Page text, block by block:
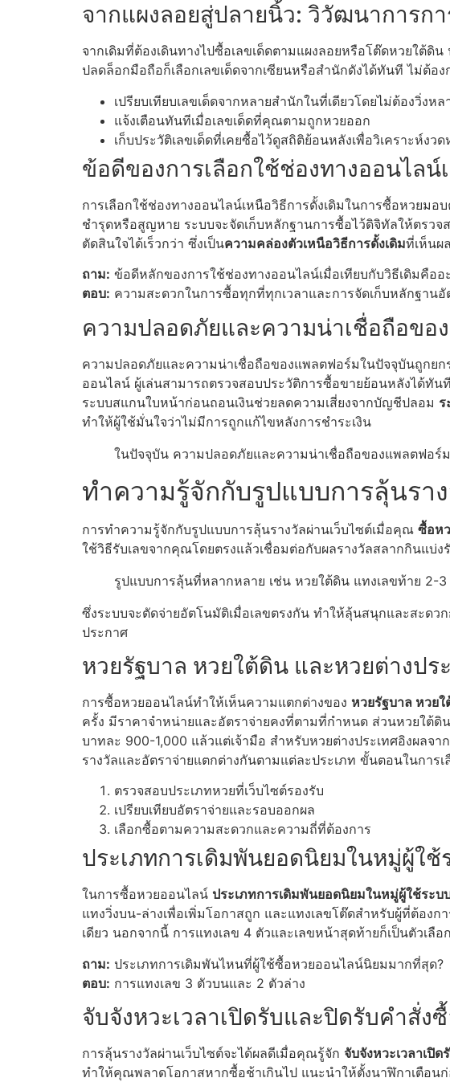
จากแผงลอยสู่ปลายนิ้ว: วิวัฒนาการกา
จากเดิมที่ต้องเดินทางไปซื้อเลขเด็ดตามแผงลอยหรือโต๊ดหวยใต้ดิน
ปลดล็อกมือถือก็เลือกเลขเด็ดจากเซียนหรือสำนักดังได้ทันที ไม่ต้อง
เปรียบเทียบเลขเด็ดจากหลายสำนักในที่เดียวโดยไม่ต้องวิ่งหล
แจ้งเตือนทันทีเมื่อเลขเด็ดที่คุณตามถูกหวยออก
เก็บประวัติเลขเด็ดที่เคยซื้อไว้ดูสถิติย้อนหลังเพื่อวิเคราะห์งว
ข้อดีของการเลือกใช้ช่องทางออนไลน์
การเลือกใช้ช่องทางออนไลน์เหนือวิธีการดั้งเดิมในการซื้อหวยม
ชำรุดหรือสูญหาย ระบบจะจัดเก็บหลักฐานการซื้อไว้ดิจิทัลให้ตรว
ตัดสินใจได้เร็วกว่า ซึ่งเป็นความคล่องตัวเหนือวิธีการดั้งเดิมที่เห็นผ
ถาม: ข้อดีหลักของการใช้ช่องทางออนไลน์เมื่อเทียบกับวิธีเดิมคืออ
ตอบ: ความสะดวกในการซื้อทุกที่ทุกเวลาและการจัดเก็บหลักฐา
ความปลอดภัยและความน่าเชื่อถือขอ
ความปลอดภัยและความน่าเชื่อถือของแพลตฟอร์มในปัจจุบันถูกยก
ออนไลน์ ผู้เล่นสามารถตรวจสอบประวัติการซื้อขายย้อนหลังได้ทั
ระบบสแกนใบหน้าก่อนถอนเงินช่วยลดความเสี่ยงจากบัญชีปลอม ร
ทำให้ผู้ใช้มั่นใจว่าไม่มีการถูกแก้ไขหลังการชำระเงิน
ในปัจจุบัน ความปลอดภัยและความน่าเชื่อถือของแพลตฟอร์
ทำความรู้จักกับรูปแบบการลุ้นรา
การทำความรู้จักกับรูปแบบการลุ้นรางวัลผ่านเว็บไซต์เมื่อคุณ ซื้อห
ใช้วิธีรับเลขจากคุณโดยตรงแล้วเชื่อมต่อกับผลรางวัลสลากกินแบ่
รูปแบบการลุ้นที่หลากหลาย เช่น หวยใต้ดิน แทงเลขท้าย 2-
ซึ่งระบบจะตัดจ่ายอัตโนมัติเมื่อเลขตรงกัน ทำให้ลุ้นสนุกและสะด
ประกาศ
หวยรัฐบาล หวยใต้ดิน และหวยต่างปร
การซื้อหวยออนไลน์ทำให้เห็นความแตกต่างของ หวยรัฐบาล หวย
ครั้ง มีราคาจำหน่ายและอัตราจ่ายคงที่ตามที่กำหนด ส่วนหวยใต้ดิ
บาทละ 900-1,000 แล้วแต่เจ้ามือ สำหรับหวยต่างประเทศอิงผล
รางวัลและอัตราจ่ายแตกต่างกันตามแต่ละประเภท ขั้นตอนในการ
ตรวจสอบประเภทหวยที่เว็บไซต์รองรับ
เปรียบเทียบอัตราจ่ายและรอบออกผล
เลือกซื้อตามความสะดวกและความถี่ที่ต้องการ
ประเภทการเดิมพันยอดนิยมในหมู่ผู้ใ
ในการซื้อหวยออนไลน์ ประเภทการเดิมพันยอดนิยมในหมู่ผู้ใช้ระบ
แทงวิ่งบน-ล่างเพื่อเพิ่มโอกาสถูก และแทงเลขโต๊ดสำหรับผู้ที่ต้อ
เดียว นอกจากนี้ การแทงเลข 4 ตัวและเลขหน้าสุดท้ายก็เป็นตัวเลื
ถาม: ประเภทการเดิมพันไหนที่ผู้ใช้ซื้อหวยออนไลน์นิยมมากที่สุด?
ตอบ: การแทงเลข 3 ตัวบนและ 2 ตัวล่าง
จับจังหวะเวลาเปิดรับและปิดรับคำสั่ง
การลุ้นรางวัลผ่านเว็บไซต์จะได้ผลดีเมื่อคุณรู้จัก จับจังหวะเวลาเปิ
ทำให้คุณพลาดโอกาสหากซื้อช้าเกินไป แนะนำให้ตั้งนาฬิกาเตือน